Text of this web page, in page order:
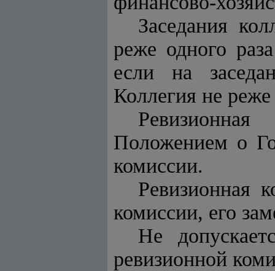
Заседания
реже одного
если на
Коллегия не
Положением о
комиссии.
Ревизионная
комиссии, его
Не
ревизионной